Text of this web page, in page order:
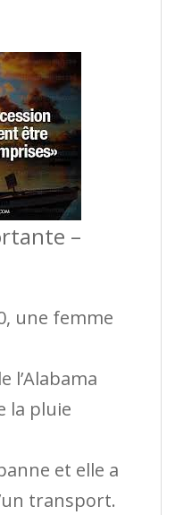
–
une femme
l’Alabama
la pluie
et elle a
transport.